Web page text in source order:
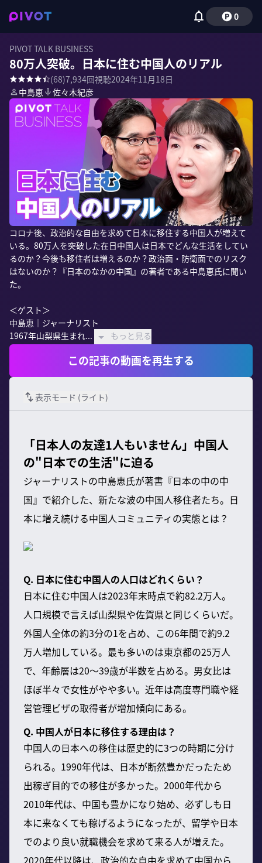
0
PIVOT TALK BUSINESS
80万人突破。日本に住む中国人のリアル
(68)7,934回視聴2024年11月18日
中島恵
佐々木紀彦
コロナ後、政治的な自由を求めて日本に移住する中国人が増えて
いる。80万人を突破した在日中国人は日本でどんな生活をしてい
るのか？今後も移住者は増えるのか？政治面・防衛面でのリスク
はないのか？『日本のなかの中国』の著者である中島恵氏に聞い
た。
＜ゲスト＞
中島恵｜ジャーナリスト
1967年山梨県生まれ...
もっと見る
この記事の動画を再生する
表示モード (ライト)
「日本人の友達1人もいません」中国人
の"日本での生活"に迫る
ジャーナリストの中島恵氏が著書『日本の中の中
国』で紹介した、新たな波の中国人移住者たち。日
本に増え続ける中国人コミュニティの実態とは？
Q. 日本に住む中国人の人口はどれくらい？
日本に住む中国人は2023年末時点で約82.2万人。
人口規模で言えば山梨県や佐賀県と同じくらいだ。
外国人全体の約3分の1を占め、この6年間で約9.2
万人増加している。最も多いのは東京都の25万人
で、年齢層は20〜39歳が半数を占める。男女比は
ほぼ半々で女性がやや多い。近年は高度専門職や経
営管理ビザの取得者が増加傾向にある。
Q. 中国人が日本に移住する理由は？
中国人の日本への移住は歴史的に3つの時期に分け
られる。1990年代は、日本が断然豊かだったため
出稼ぎ目的での移住が多かった。2000年代から
2010年代は、中国も豊かになり始め、必ずしも日
本に来なくても稼げるようになったが、留学や日本
でのより良い就職機会を求めて来る人が増えた。
2020年代以降は、政治的な自由を求めて中国から